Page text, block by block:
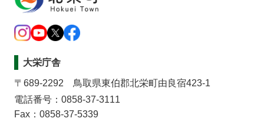
大栄庁舎
〒689-2292 鳥取県東伯郡北栄町由良宿423-1
電話番号：0858-37-3111
Fax：0858-37-5339